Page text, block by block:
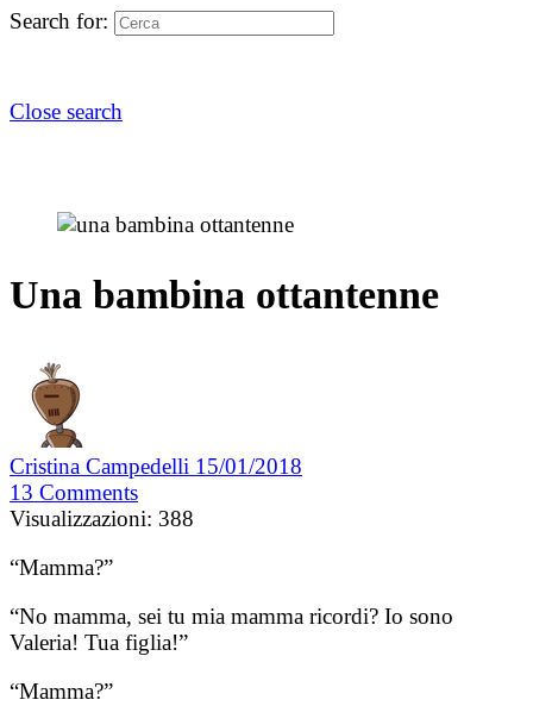
Search for:
Close search
Una bambina ottantenne
Cristina Campedelli 15/01/2018
13 Comments
Visualizzazioni: 388
“Mamma?”
“No mamma, sei tu mia mamma ricordi? Io sono
Valeria! Tua figlia!”
“Mamma?”